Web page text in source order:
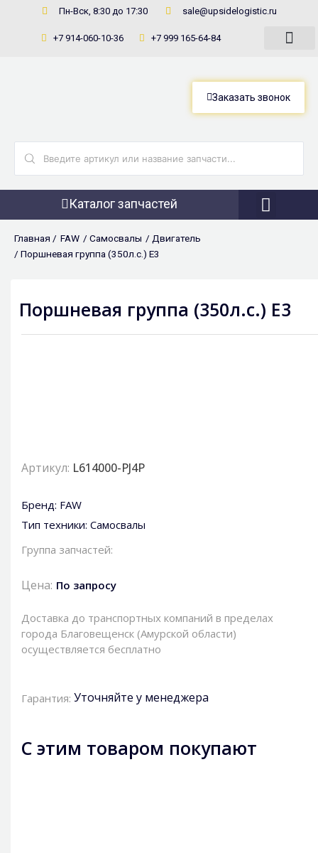
содержимому
Пн-Вск, 8:30 до 17:30 sale@upsidelogistic.ru
+7 914-060-10-36 +7 999 165-64-84
Заказать звонок
Каталог запчастей
Главная / FAW / Самосвалы / Двигатель
/ Поршневая группа (350л.с.) Е3
Поршневая группа (350л.с.) Е3
Артикул: L614000-PJ4P
Бренд: FAW
Тип техники: Самосвалы
Группа запчастей:
Цена: По запросу
Доставка до транспортных компаний в пределах
города Благовещенск (Амурской области)
осуществляется бесплатно
Гарантия: Уточняйте у менеджера
С этим товаром покупают